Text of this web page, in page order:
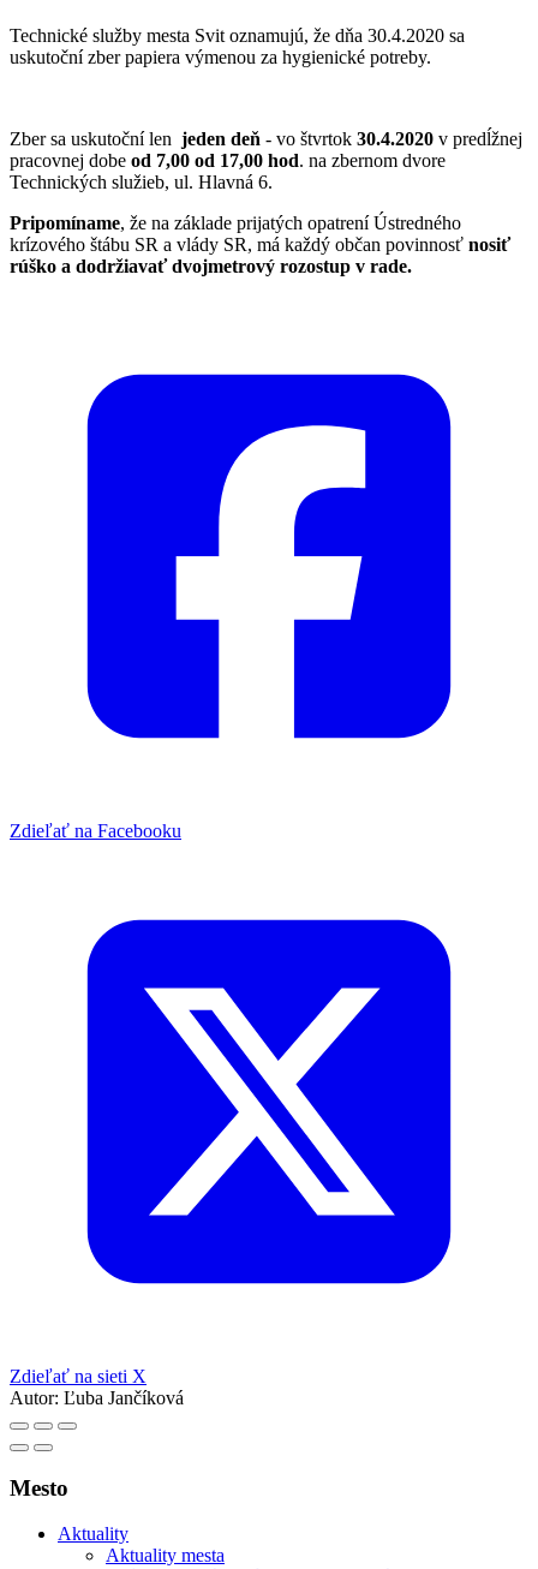
Technické služby mesta Svit oznamujú, že dňa 30.4.2020 sa
uskutoční zber papiera výmenou za hygienické potreby.
Zber sa uskutoční len jeden deň - vo štvrtok 30.4.2020 v predĺžnej
pracovnej dobe od 7,00 od 17,00 hod. na zbernom dvore
Technických služieb, ul. Hlavná 6.
Pripomíname, že na základe prijatých opatrení Ústredného
krízového štábu SR a vlády SR, má každý občan povinnosť nosiť
rúško a dodržiavať dvojmetrový rozostup v rade.
Zdieľať na Facebooku
Zdieľať na sieti X
Autor: Ľuba Jančíková
Mesto
Aktuality
Aktuality mesta